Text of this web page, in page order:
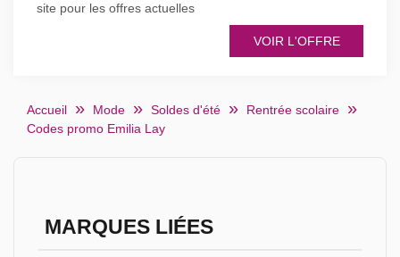
site pour les offres actuelles
VOIR L'OFFRE
Accueil Mode Soldes d'été
Rentrée scolaire
Codes promo Emilia Lay
MARQUES LIÉES